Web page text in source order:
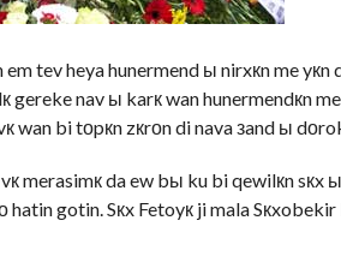
tev heya hunermend ы nirxкn me yкn
nav ы karк wan hunermendкn
wan bi tоpкn zкrоn di nava зand ы
merasimк da ew bы ku bi qewilкn sкx
gotin. Sкx Fetoyк ji mala